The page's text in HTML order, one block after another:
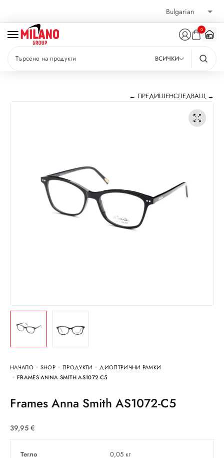
0
ВСИЧКИ
← ПРЕДИШЕНСЛЕДВАЩ →
НАЧАЛО SHOP ПРОДУКТИ
ДИОПТРИЧНИ РАМКИ
FRAMES ANNA SMITH AS1072-C5
Frames Anna Smith AS1072-C5
39,95 €
Тегло
0,05 кг